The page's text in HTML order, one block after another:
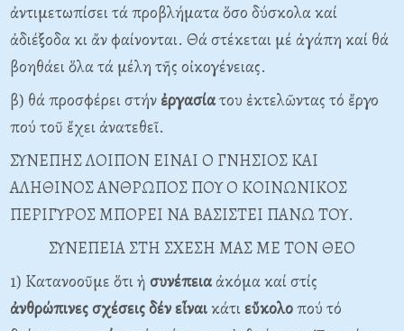
ἀντιμετωπίσει τά προβλήματα ὅσο δύσκολα καί
ἀδιέξοδα κι ἄν φαίνονται. Θά στέκεται μέ ἀγάπη καί θά
βοηθάει ὅλα τά μέλη τῆς οἰκογένειας.
β) θά προσφέρει στήν ἐργασίατου ἐκτελῶντας τό ἔργο
πού τοῦ ἔχει ἀνατεθεῖ.
ΣΥΝΕΠΗΣ ΛΟΙΠΟΝ ΕΙΝΑΙ Ο ΓΝΗΣΙΟΣ ΚΑΙ
ΑΛΗΘΙΝΟΣ ΑΝΘΡΩΠΟΣ ΠΟΥ Ο ΚΟΙΝΩΝΙΚΟΣ
ΠΕΡΙΓΥΡΟΣ ΜΠΟΡΕΙ ΝΑ ΒΑΣΙΣΤΕΙ ΠΑΝΩ ΤΟΥ.
ΣΥΝΕΠΕΙΑ ΣΤΗ ΣΧΕΣΗ ΜΑΣ ΜΕ ΤΟΝ ΘΕΟ
1) Κατανοοῦμε ὅτι ἡ συνέπεια ἀκόμα καί στίς
ἀνθρώπινεςσχέσειςδένεἶναικάτιεὔκολοπού τό